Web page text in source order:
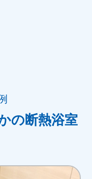
の断熱浴室